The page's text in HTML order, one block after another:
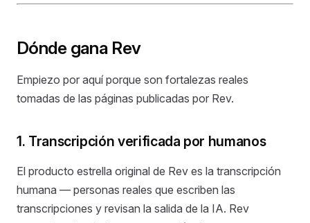
Dónde gana Rev
Empiezo por aquí porque son fortalezas reales
tomadas de las páginas publicadas por Rev.
1. Transcripción verificada por humanos
El producto estrella original de Rev es la transcripción
humana — personas reales que escriben las
transcripciones y revisan la salida de la IA. Rev